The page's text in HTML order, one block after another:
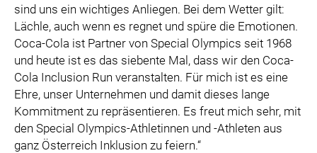
sind uns ein wichtiges Anliegen. Bei dem Wetter gilt:
Lächle, auch wenn es regnet und spüre die Emotionen.
Coca-Cola ist Partner von Special Olympics seit 1968
und heute ist es das siebente Mal, dass wir den Coca-
Cola Inclusion Run veranstalten. Für mich ist es eine
Ehre, unser Unternehmen und damit dieses lange
Kommitment zu repräsentieren. Es freut mich sehr, mit
den Special Olympics-Athletinnen und -Athleten aus
ganz Österreich Inklusion zu feiern.“